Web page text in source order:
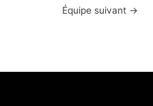
Équipe suivant →